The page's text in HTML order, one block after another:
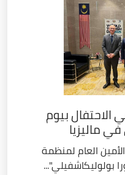
الاحتفال بيوم
ماليزيا
العام لمنظمة
بولوليكاشفيلي"...